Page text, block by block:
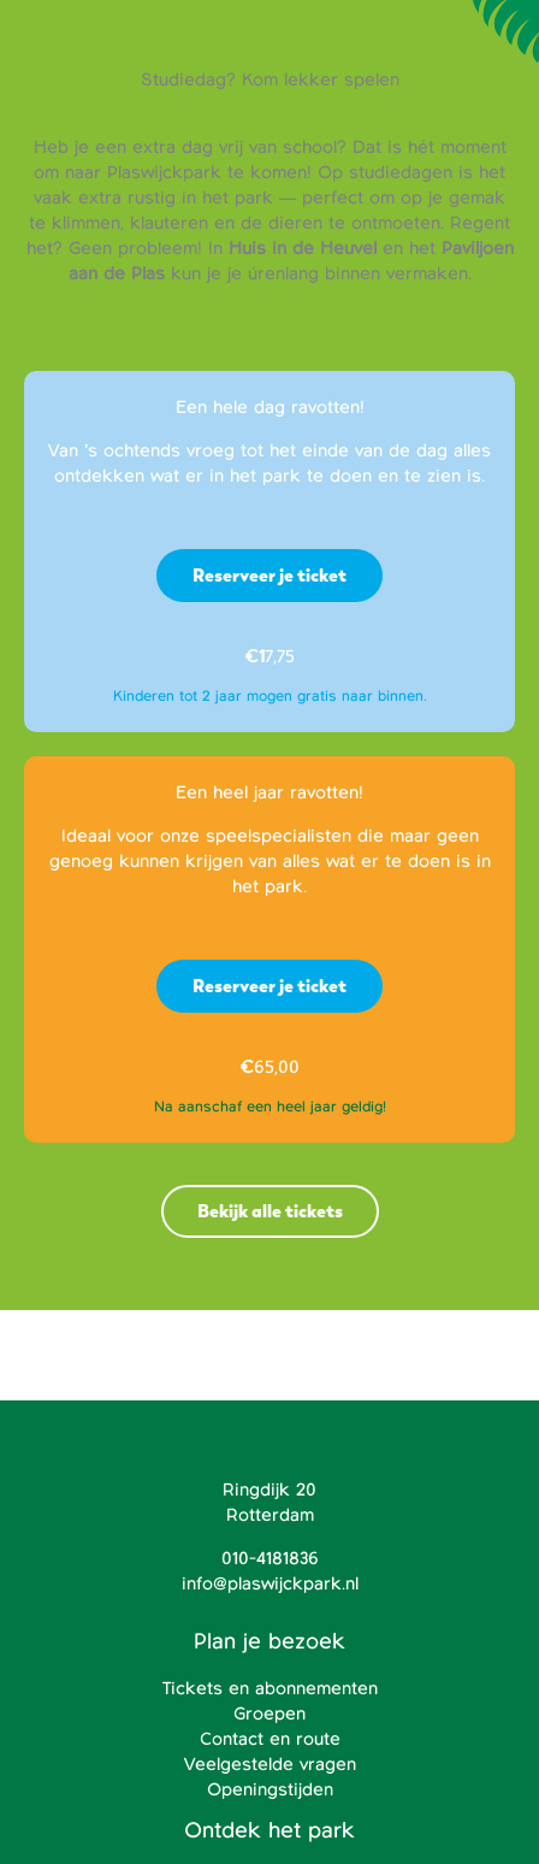
Studiedag? Kom lekker spelen
Heb je een extra dag vrij van school? Dat is hét moment
om naar Plaswijckpark te komen! Op studiedagen is het
vaak extra rustig in het park — perfect om op je gemak
te klimmen, klauteren en de dieren te ontmoeten. Regent
het? Geen probleem! In Huis in de Heuvelen het Paviljoen
aan de Plaskun je je úrenlang binnen vermaken.
Een hele dag ravotten!
Van ’s ochtends vroeg tot het einde van de dag alles
ontdekken wat er in het park te doen en te zien is.
Reserveer je ticket
€17,75
Kinderen tot 2 jaar mogen gratis naar binnen.
Een heel jaar ravotten!
Ideaal voor onze speelspecialisten die maar geen
genoeg kunnen krijgen van alles wat er te doen is in
het park.
Reserveer je ticket
€65,00
Na aanschaf een heel jaar geldig!
Bekijk alle tickets
Ringdijk 20
Rotterdam
010-4181836
info@plaswijckpark.nl
Plan je bezoek
Tickets en abonnementen
Groepen
Contact en route
Veelgestelde vragen
Openingstijden
Ontdek het park